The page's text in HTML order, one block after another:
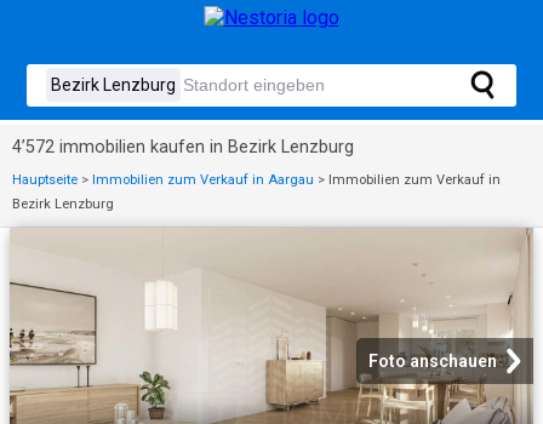
4’572 immobilien kaufen in Bezirk Lenzburg
Hauptseite > Immobilien zum Verkauf in Aargau > Immobilien zum Verkauf in
Bezirk Lenzburg
Foto anschauen